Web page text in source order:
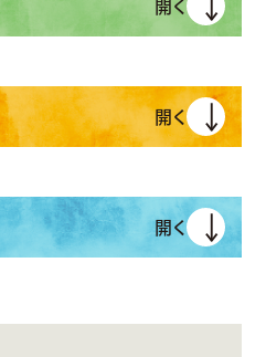
開く
開く
開く